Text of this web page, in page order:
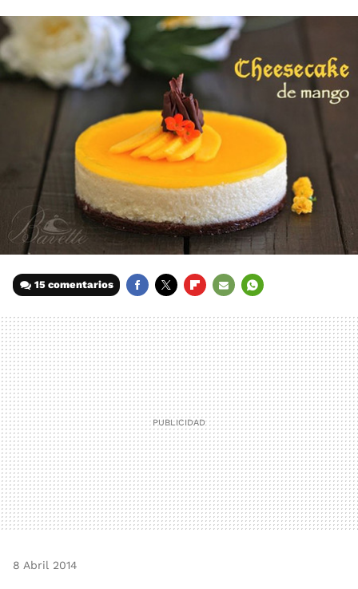
15 comentarios
MAIL
8 Abril 2014